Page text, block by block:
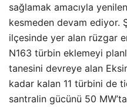
sağlamak amacıyla
kesmeden devam ediyor.
ilçesinde yer alan rüzgar
N163 türbin eklemeyi
tanesini devreye alan
kadar kalan 11 türbini de
santralin gücünü 50